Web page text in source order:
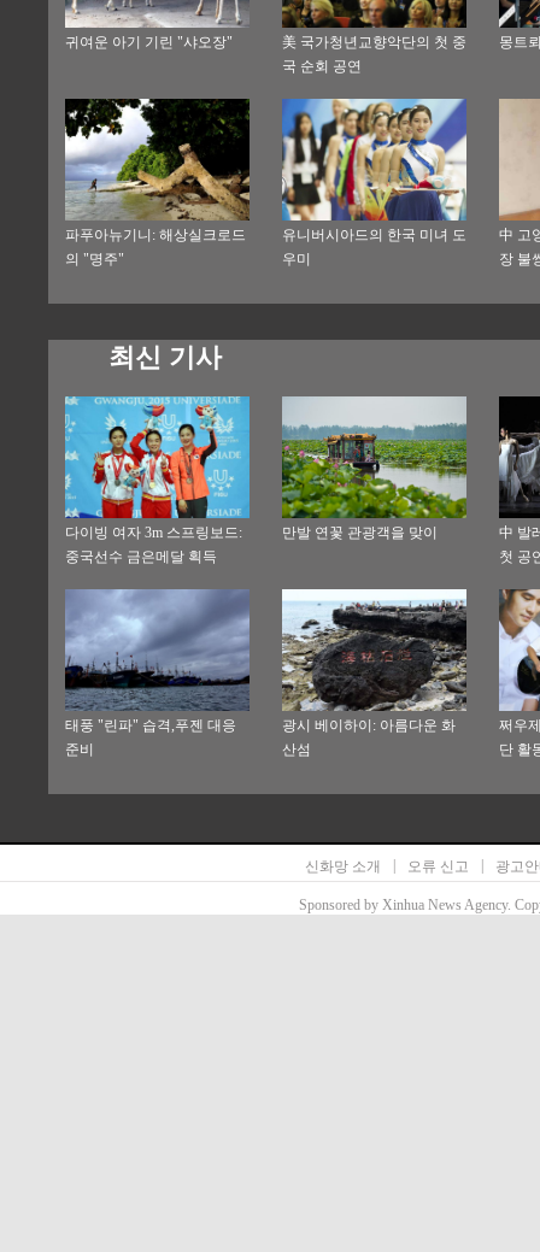
귀여운 아기 기린 "샤오장"
美 국가청년교향악단의 첫 중
국 순회 공연
몽트
파푸아뉴기니: 해상실크로드
의 "명주"
유니버시아드의 한국 미녀 도
우미
中 고
장 불
최신 기사
다이빙 여자 3m 스프링보드:
중국선수 금은메달 획득
만발 연꽃 관광객을 맞이
中 발
첫 공
태풍 "린파" 습격,푸젠 대응
준비
광시 베이하이: 아름다운 화
산섬
쩌우
단 활